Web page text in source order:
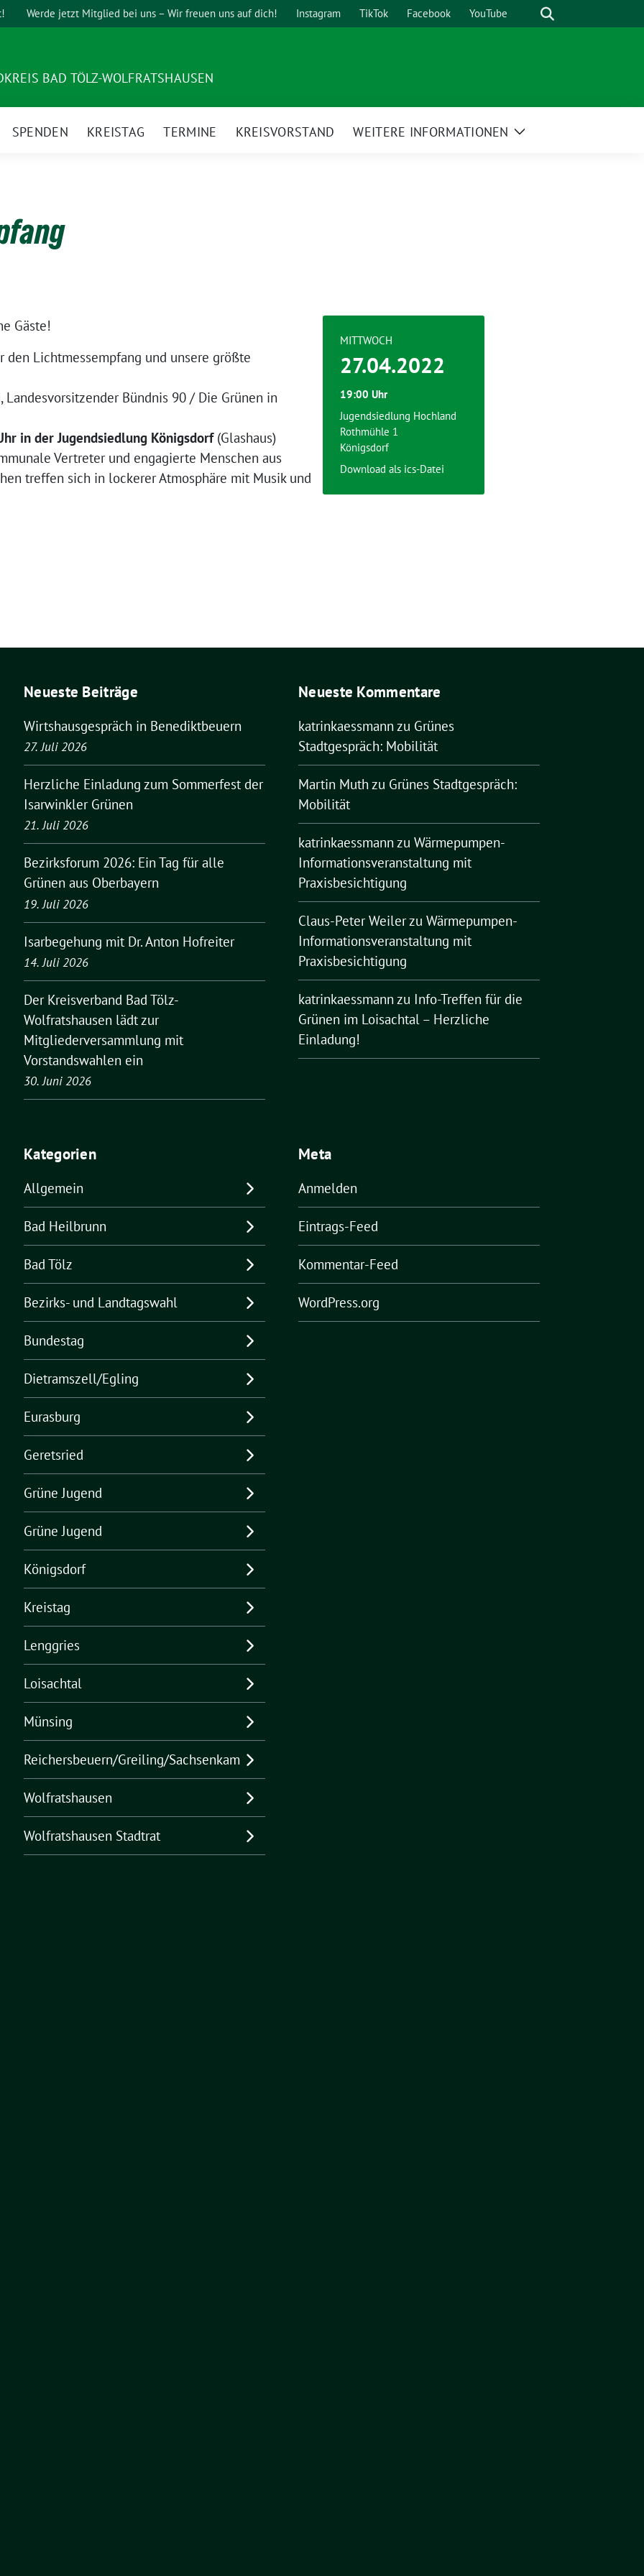
Werde jetzt Mitglied bei uns – Wir freuen uns auf dich! Instagram TikTok Facebook YouTube Suche
BAD TÖLZ-WOLFRATSHAUSEN
SPENDEN KREISTAG TERMINE KREISVORSTAND WEITERE INFORMATIONEN
Zeige
Gäste!
den Lichtmessempfang und unsere größte
, Landesvorsitzender Bündnis 90 / Die Grünen in
in der Jugendsiedlung Königsdorf(Glashaus)
Vertreter und engagierte Menschen aus
treffen sich in lockerer Atmosphäre mit Musik und
MITTWOCH
27.04.2022
19:00 Uhr
Jugendsiedlung Hochland
Rothmühle 1
Königsdorf
Download als ics-Datei
Neueste Beiträge
Wirtshausgespräch in Benediktbeuern
27. Juli 2026
Herzliche Einladung zum Sommerfest der
Isarwinkler Grünen
21. Juli 2026
Bezirksforum 2026: Ein Tag für alle
Grünen aus Oberbayern
19. Juli 2026
Isarbegehung mit Dr. Anton Hofreiter
14. Juli 2026
Der Kreisverband Bad Tölz-
Wolfratshausen lädt zur
Mitgliederversammlung mit
Vorstandswahlen ein
30. Juni 2026
Neueste Kommentare
katrinkaessmann zu Grünes
Stadtgespräch: Mobilität
Martin Muth zu Grünes Stadtgespräch:
Mobilität
katrinkaessmann zu Wärmepumpen-
Informationsveranstaltung mit
Praxisbesichtigung
Claus-Peter Weilerzu Wärmepumpen-
Informationsveranstaltung mit
Praxisbesichtigung
katrinkaessmann zu Info-Treffen für die
Grünen im Loisachtal – Herzliche
Einladung!
Kategorien
Allgemein
Bad Heilbrunn
Bad Tölz
Bezirks- und Landtagswahl
Bundestag
Dietramszell/Egling
Eurasburg
Geretsried
Grüne Jugend
Grüne Jugend
Königsdorf
Kreistag
Lenggries
Loisachtal
Münsing
Reichersbeuern/Greiling/Sachsenkam
Wolfratshausen
Wolfratshausen Stadtrat
Meta
Anmelden
Eintrags-Feed
Kommentar-Feed
WordPress.org